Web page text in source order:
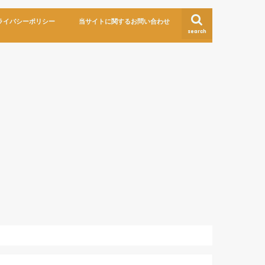
search
イバシーポリシー 当サイトに関するお問い合わせ